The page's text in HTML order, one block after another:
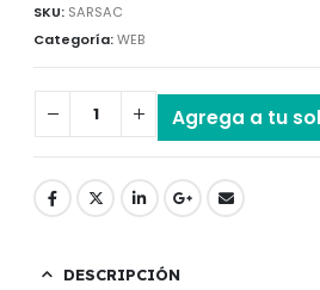
SKU: SARSAC
Categoría:WEB
Agrega a tu
DESCRIPCIÓN